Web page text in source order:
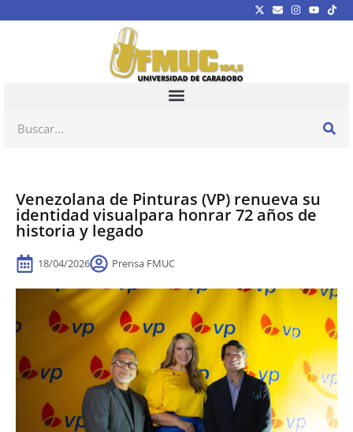
Venezolana de Pinturas (VP) renueva su
identidad visualpara honrar 72 años de
historia y legado
18/04/2026 Prensa FMUC